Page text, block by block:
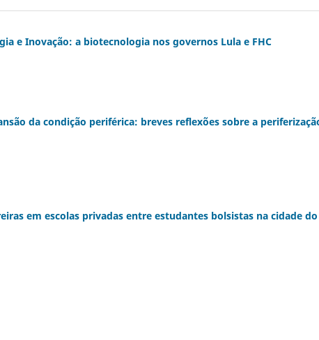
e Inovação: a biotecnologia nos governos Lula e FHC
da condição periférica: breves reflexões sobre a
em escolas privadas entre estudantes bolsistas na cidade do